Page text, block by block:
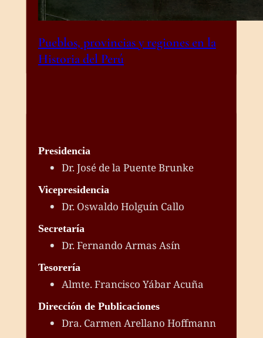
Pueblos, provincias y regiones en la
Historia del Perú
Presidencia
Dr. José de la Puente Brunke
Vicepresidencia
Dr. Oswaldo Holguín Callo
Secretaría
Dr. Fernando Armas Asín
Tesorería
Almte. Francisco Yábar Acuña
Dirección de Publicaciones
Dra. Carmen Arellano Hoffmann